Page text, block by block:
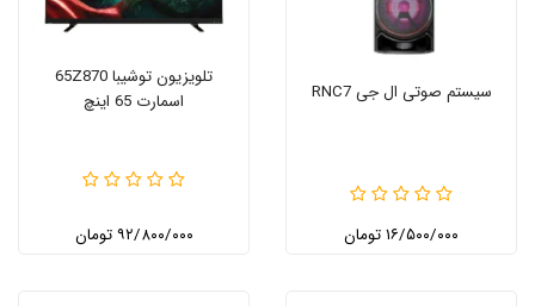
سیستم صوتی ال جی RNC7
۱۶/۵۰۰/۰۰۰ تومان
تلویزیون توشیبا 65Z870
اسمارت 65 اینچ
۹۲/۸۰۰/۰۰۰ تومان